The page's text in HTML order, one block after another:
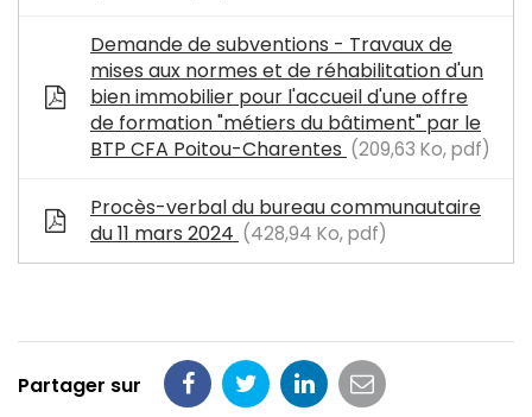
Demande de subventions - Travaux de
mises aux normes et de réhabilitation d'un
bien immobilier pour l'accueil d'une offre
de formation "métiers du bâtiment" par le
BTP CFA Poitou-Charentes
209,63 Ko, pdf
Procès-verbal du bureau communautaire
du 11 mars 2024
428,94 Ko, pdf
Partager sur
PartagerPartager
PartagerPartager